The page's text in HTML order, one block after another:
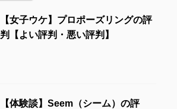
【女子ウケ】プロポーズリングの評
判【よい評判・悪い評判】
【体験談】Seem（シーム）の評